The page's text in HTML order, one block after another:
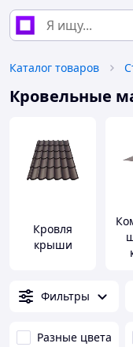
Каталог товаров
Кровельные
Кровля
крыши
Фильтры
Разные цвета